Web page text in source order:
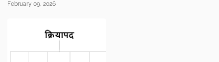
February 09, 2026